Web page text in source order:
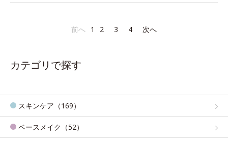
前へ 1 2 3 4 次へ
カテゴリで探す
スキンケア（169）
ベースメイク（52）